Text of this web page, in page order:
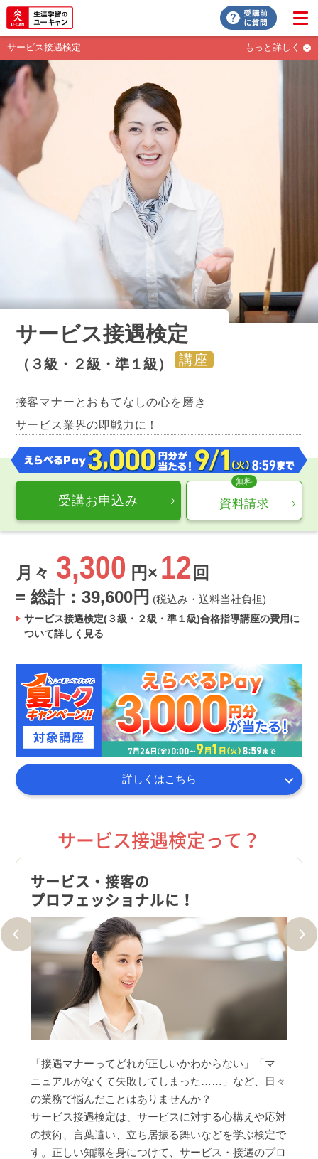
サービス接遇検定 もっと詳しく
サービス接遇検定
（３級・２級・準１級） 講座
接客マナーとおもてなしの心を磨き
サービス業界の即戦力に！
受講お申込み 資料請求
月々 3,300 円× 12 回
= 総計：39,600円 (税込み・送料当社負担)
サービス接遇検定(３級・２級・準１級)合格指導講座の費用に
ついて詳しく見る
詳しくはこちら
サービス接遇検定って？
サービス・接客の
プロフェッショナルに！
「接遇マナーってどれが正しいかわからない」「マ
ニュアルがなくて失敗してしまった……」など、日々
の業務で悩んだことはありませんか？
サービス接遇検定は、サービスに対する心構えや応対
の技術、言葉遣い、立ち居振る舞いなどを学ぶ検定で
す。正しい知識を身につけて、サービス・接遇のプロ